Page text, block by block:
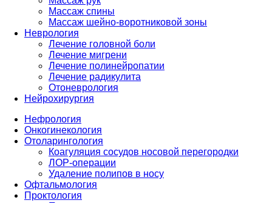
Массаж спины
Массаж шейно-воротниковой зоны
Неврология
Лечение головной боли
Лечение мигрени
Лечение полинейропатии
Лечение радикулита
Отоневрология
Нейрохирургия
Нефрология
Онкогинекология
Отоларингология
Коагуляция сосудов носовой перегородки
ЛОР-операции
Удаление полипов в носу
Офтальмология
Проктология